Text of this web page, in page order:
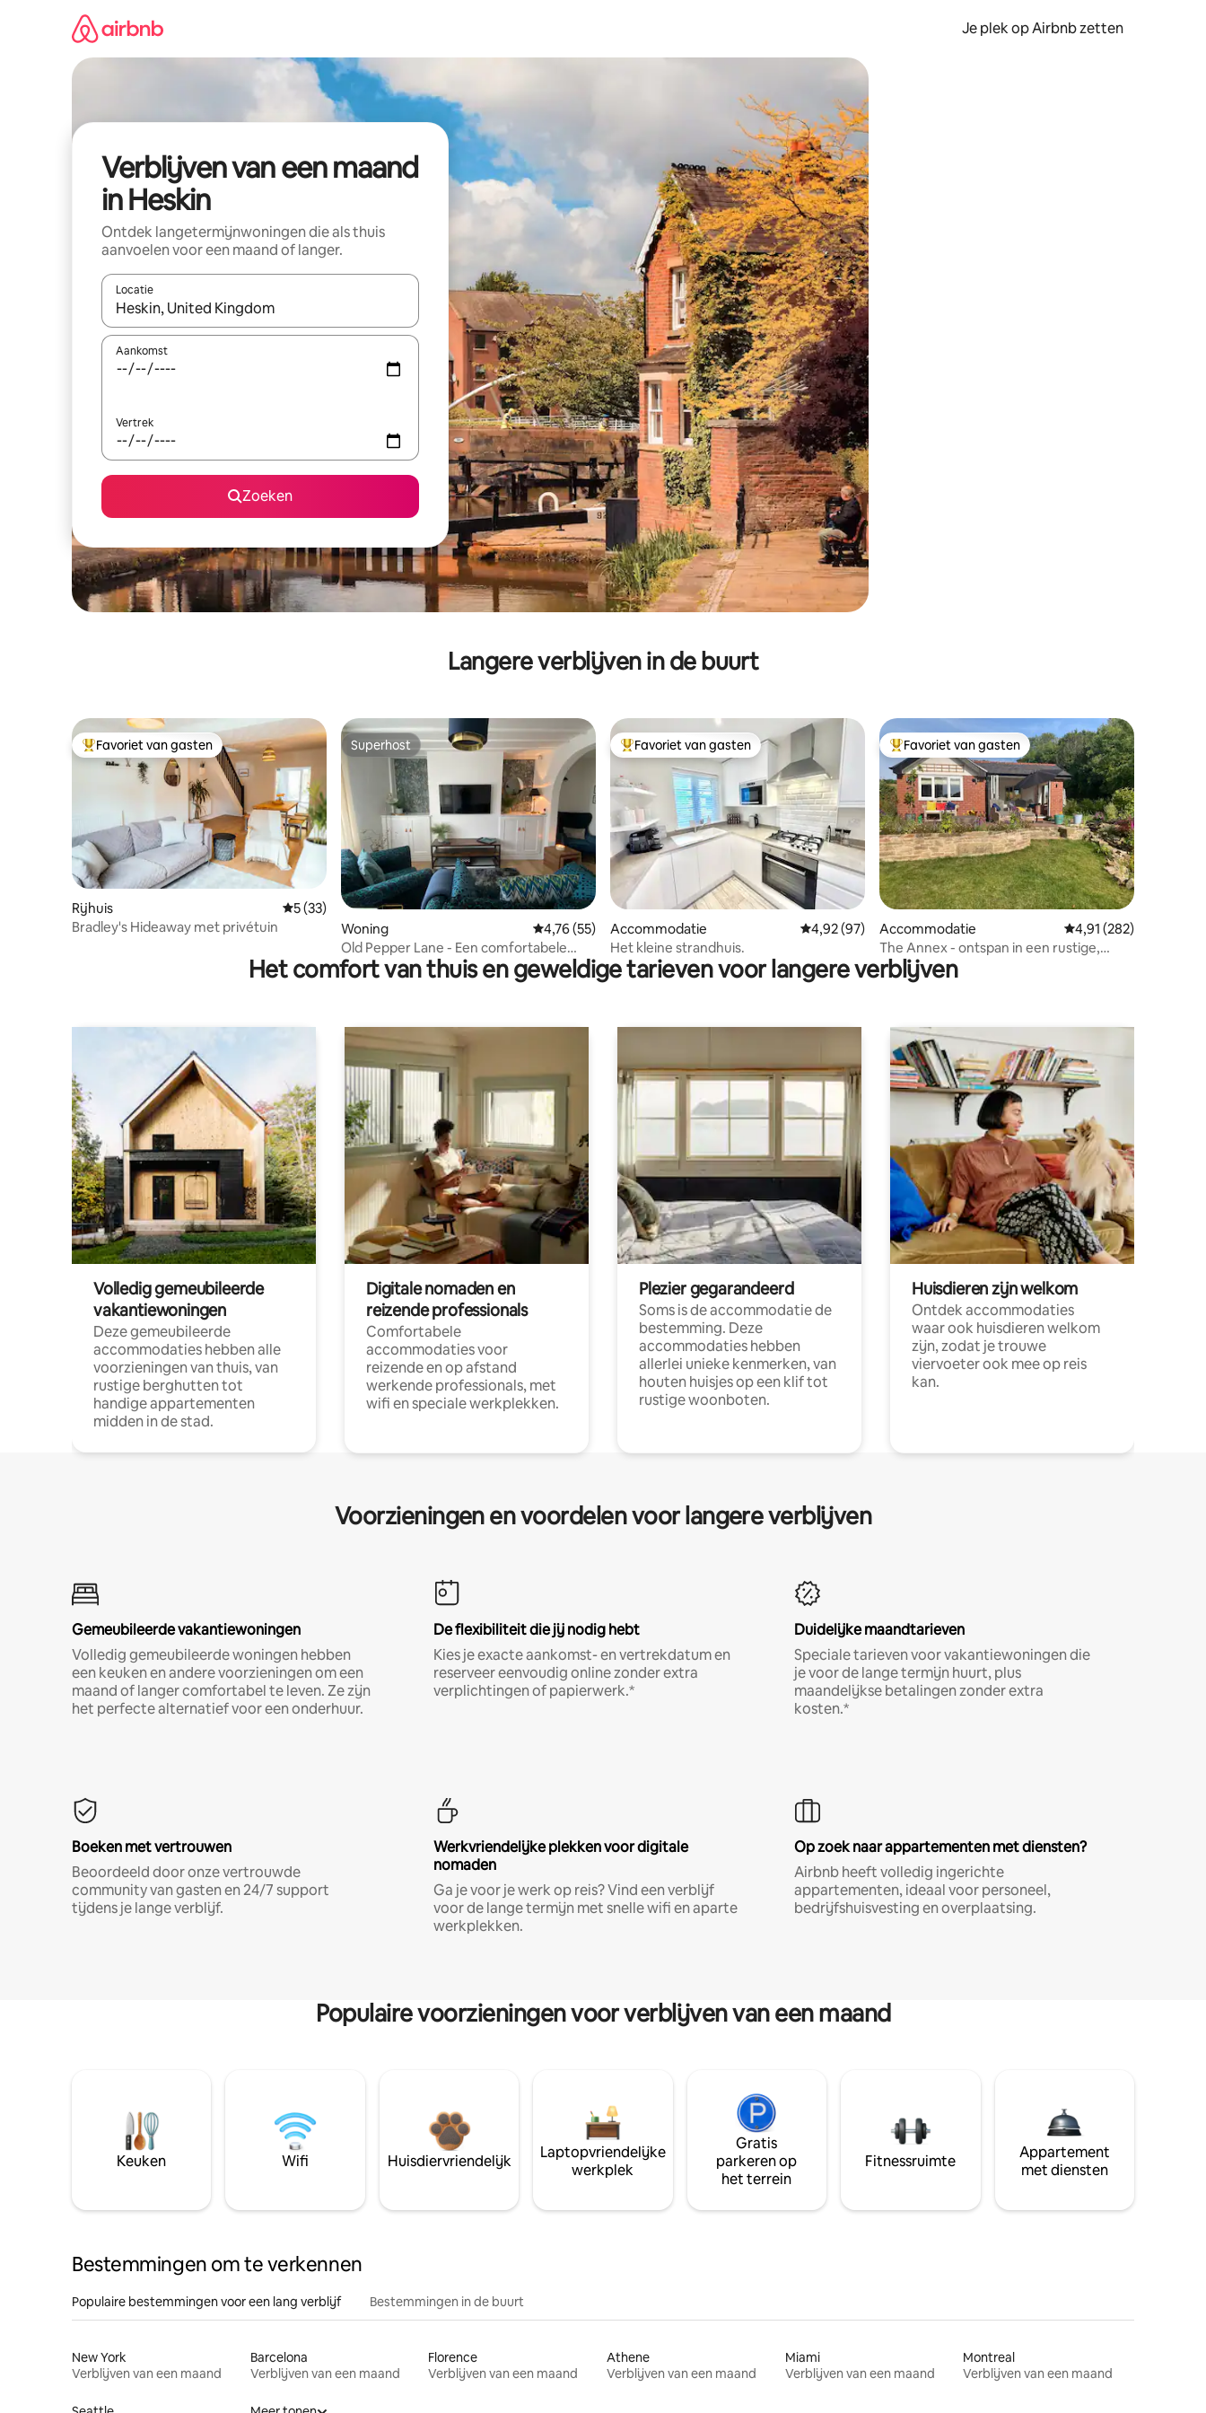
Je plek op Airbnb zetten
Verblijven van een maand
in Heskin
Ontdek langetermijnwoningen die als thuis
aanvoelen voor een maand of langer.
Locatie
Wanneer er resultaten beschikbaar zijn, maak je een keuze met je de pijltjestoetsen omhoog en omlaag, óf door te tikken of swipen.
Aankomst
Vertrek
Zoeken
Langere verblijven in de buurt
Topfavoriet van gasten
Favoriet van gasten
Rijhuis Gemiddelde beoordeling van 5 op 5, 33 recensies
5 (33)
Bradley's Hideaway met privétuin
Superhost
Superhost
Woning Gemiddelde beoordeling van 4,76 op 5, 55 recensies
4,76 (55)
Old Pepper Lane - Een comfortabele
woning op een gunstige locatie
Topfavoriet van gasten
Favoriet van gasten
Accommodatie Gemiddelde beoordeling van 4,92 op 5, 97 recensies
4,92 (97)
Het kleine strandhuis.
Topfavoriet van gasten
Favoriet van gasten
Accommodatie Gemiddelde
4,91 (282)
The Annex - ontspan in een rustige,
charmante omgeving.
Het comfort van thuis en geweldige tarieven voor langere verblijven
Volledig gemeubileerde
vakantiewoningen
Deze gemeubileerde
accommodaties hebben alle
voorzieningen van thuis, van
rustige berghutten tot
handige appartementen
midden in de stad.
Digitale nomaden en
reizende professionals
Comfortabele
accommodaties voor
reizende en op afstand
werkende professionals, met
wifi en speciale werkplekken.
Plezier gegarandeerd
Soms is de accommodatie de
bestemming. Deze
accommodaties hebben
allerlei unieke kenmerken, van
houten huisjes op een klif tot
rustige woonboten.
Huisdieren zijn welkom
Ontdek accommodaties
waar ook huisdieren welkom
zijn, zodat je trouwe
viervoeter ook mee op reis
kan.
Voorzieningen en voordelen voor langere verblijven
Gemeubileerde vakantiewoningen
Volledig gemeubileerde woningen hebben
een keuken en andere voorzieningen om een
maand of langer comfortabel te leven. Ze zijn
het perfecte alternatief voor een onderhuur.
De flexibiliteit die jij nodig hebt
Kies je exacte aankomst- en vertrekdatum en
reserveer eenvoudig online zonder extra
verplichtingen of papierwerk.*
Duidelijke maandtarieven
Speciale tarieven voor vakantiewoningen die
je voor de lange termijn huurt, plus
maandelijkse betalingen zonder extra
kosten.*
Boeken met vertrouwen
Beoordeeld door onze vertrouwde
community van gasten en 24/7 support
tijdens je lange verblijf.
Werkvriendelijke plekken voor digitale
nomaden
Ga je voor je werk op reis? Vind een verblijf
voor de lange termijn met snelle wifi en aparte
werkplekken.
Op zoek naar appartementen met diensten?
Airbnb heeft volledig ingerichte
appartementen, ideaal voor personeel,
bedrijfshuisvesting en overplaatsing.
Populaire voorzieningen voor verblijven van een maand
Keuken Wifi Huisdiervriendelijk
Laptopvriendelijke
werkplek
Gratis
parkeren op
het terrein
Fitnessruimte
Appartement
met diensten
Bestemmingen om te verkennen
Populaire bestemmingen voor een lang verblijf Bestemmingen in de buurt
New York
Verblijven van een maand
Barcelona
Verblijven van een maand
Florence
Verblijven van een maand
Athene
Verblijven van een maand
Miami
Verblijven van een maand
Montreal
Verblijven van een maand